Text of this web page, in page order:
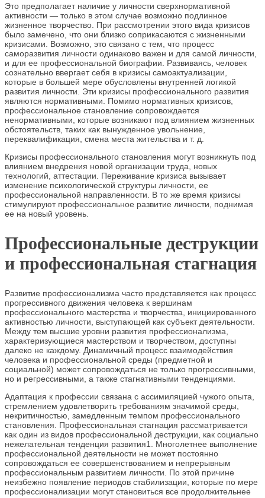
Это предполагает наличие у личности сверхнормативной
активности — только в этом случае возможно подлинное
жизненное творчество. При рассмотрении этого вида кризисов
было замечено, что они близко соприкасаются с жизненными
кризисами. Возможно, это связано с тем, что процесс
саморазвития личности одинаково важен и для самой личности,
и для ее профессиональной биографии. Развиваясь, человек
сознательно ввергает себя в кризисы самоактуализации,
которые в большей мере обусловлены внутренней логикой
развития личности. Эти кризисы профессионального развития
являются нормативными. Помимо нормативных кризисов,
профессиональное становление сопровождается
ненормативными, которые возникают под влиянием жизненных
обстоятельств, таких как вынужденное увольнение,
переквалификация, смена места жительства и т. д.
Кризисы профессионального становления могут возникнуть под
влиянием внедрения новой организации труда, новых
технологий, аттестации. Переживание кризиса вызывает
изменение психологической структуры личности, ее
профессиональной направленности. В то же время кризисы
стимулируют профессиональное развитие личности, поднимая
ее на новый уровень.
Профессиональные деструкции
и профессиональная стагнация
Развитие профессионализма часто представляется как процесс
прогрессивного движения человека к вершинам
профессионального мастерства и творчества, инициированного
активностью личности, выступающей как субъект деятельности.
Между тем высшие уровни развития профессионализма,
характеризующиеся мастерством и творчеством, доступны
далеко не каждому. Динамичный процесс взаимодействия
человека и профессиональной среды (предметной и
социальной) может сопровождаться не только прогрессивными,
но и регрессивными, а также стагнативными тенденциями.
Адаптация к профессии связана с ассимиляцией чужого опыта,
стремлением удовлетворить требованиям значимой среды,
некритичностью, замедленным темпом профессионального
становления. Профессиональная стагнация рассматривается
как один из видов профессиональной деструкции, как социально
нежелательная тенденция развития1. Многолетнее выполнение
профессиональной деятельности не может постоянно
сопровождаться ее совершенствованием и непрерывным
профессиональным развитием личности. По этой причине
неизбежно появление периодов стабилизации, которые по мере
профессионализации могут становиться все продолжительнее